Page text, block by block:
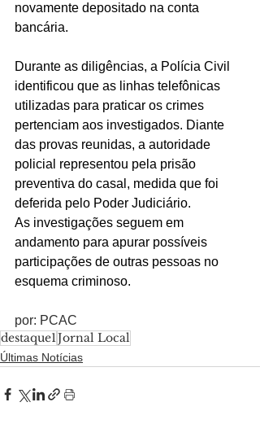
novamente depositado na conta
bancária.
Durante as diligências, a Polícia Civil
identificou que as linhas telefônicas
utilizadas para praticar os crimes
pertenciam aos investigados. Diante
das provas reunidas, a autoridade
policial representou pela prisão
preventiva do casal, medida que foi
deferida pelo Poder Judiciário.
As investigações seguem em
andamento para apurar possíveis
participações de outras pessoas no
esquema criminoso.
por: PCAC
destaque1Jornal Local
Últimas Notícias